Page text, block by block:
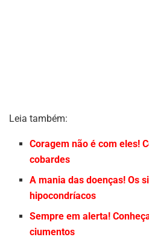
Leia também:
Coragem não é com eles!
cobardes
A mania das doenças! Os
hipocondríacos
Sempre em alerta!
ciumentos